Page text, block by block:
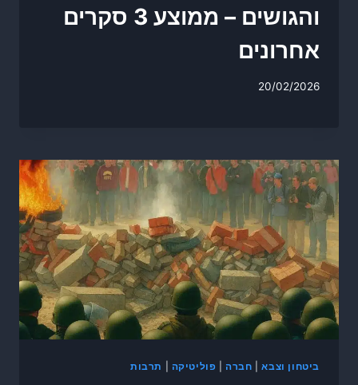
והגושים – ממוצע 3 סקרים
אחרונים
20/02/2026
ביטחון וצבא| חברה פוליטיקה תרבות